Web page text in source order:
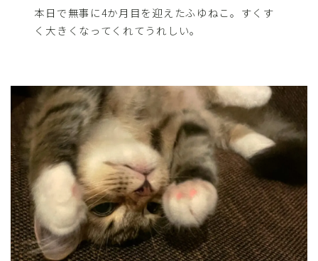
本日で無事に4か月目を迎えたふゆねこ。すくす
く大きくなってくれてうれしい。